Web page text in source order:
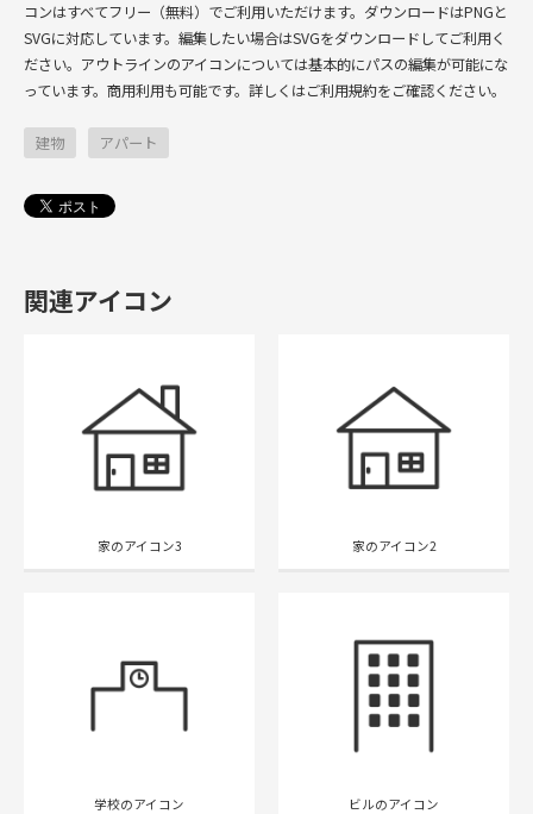
コンはすべてフリー（無料）でご利用いただけます。ダウンロードはPNGと
SVGに対応しています。編集したい場合はSVGをダウンロードしてご利用く
ださい。アウトラインのアイコンについては基本的にパスの編集が可能にな
っています。商用利用も可能です。詳しくはご利用規約をご確認ください。
建物 アパート
関連アイコン
家のアイコン3 家のアイコン2
学校のアイコン ビルのアイコン